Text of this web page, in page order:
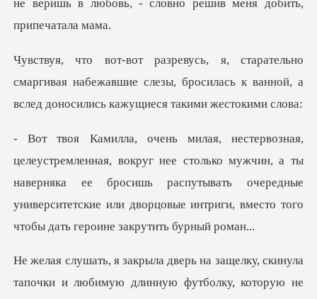
маргивая набежавшие слезы, бросилась к ванной, а
олько мужчин, а ты
наверняка ее бросишь распутывать очередные
университетские